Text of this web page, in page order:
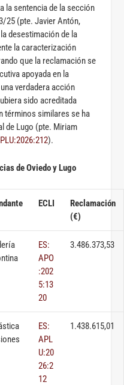
la sentencia de la sección
25 (pte. Javier Antón,
desestimación de la
la caracterización
que la reclamación se
apoyada en la
verdadera acción
sido acreditada
términos similares se ha
de Lugo (pte. Miriam
).
de Oviedo y Lugo
ECLI
Reclamación
(€)
ES:
APO
:202
5:13
20
3.486.373,53
ES:
APL
U:20
26:2
12
1.438.615,01